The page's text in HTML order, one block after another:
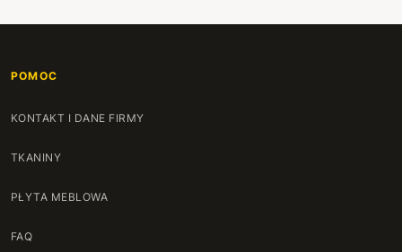
POMOC
KONTAKT I DANE FIRMY
TKANINY
PŁYTA MEBLOWA
FAQ